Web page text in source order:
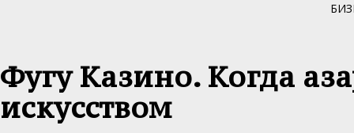
Фугу Казино. Когда
искусством